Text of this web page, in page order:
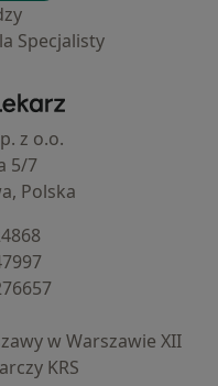
Specjalisty
- Strona główna
z o.o.
5/7
Polska
w Warszawie XII
KRS